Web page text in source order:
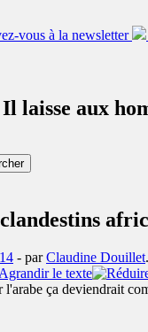
vous à la newsletter
laisse aux
- parClaudine Douillet.